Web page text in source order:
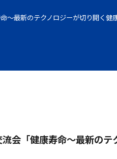
～最新のテクノロジーが切り開く健
会「健康寿命～最新のテ